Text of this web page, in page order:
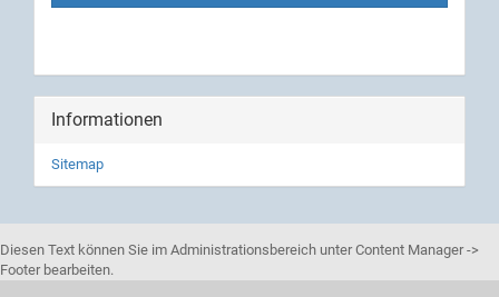
Informationen
Sitemap
Diesen Text können Sie im Administrationsbereich unter Content Manager ->
Footer bearbeiten.